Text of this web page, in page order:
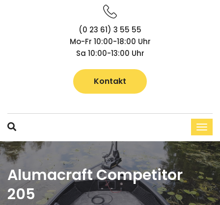
(0 23 61) 3 55 55
Mo-Fr 10:00-18:00 Uhr
Sa 10:00-13:00 Uhr
Kontakt
Alumacraft Competitor
205